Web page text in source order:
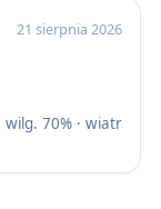
21 sierpnia 2026
70% · wiatr